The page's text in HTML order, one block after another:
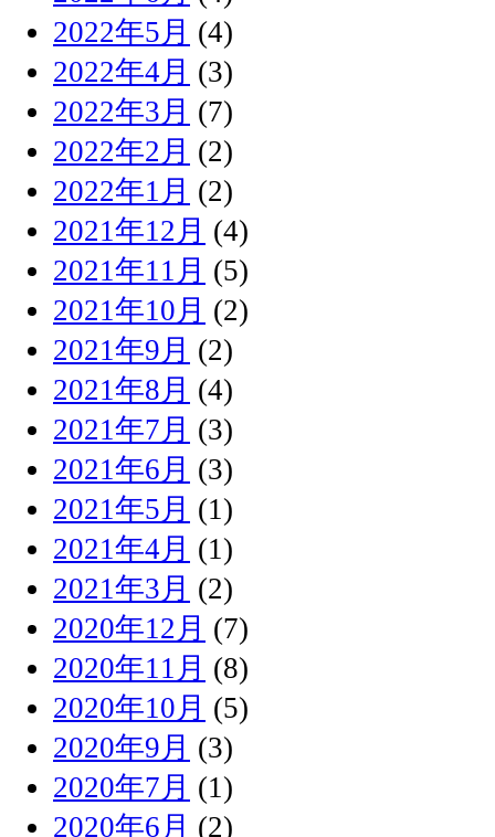
2022年5月 (4)
2022年4月 (3)
2022年3月 (7)
2022年2月 (2)
2022年1月 (2)
2021年12月 (4)
2021年11月 (5)
2021年10月 (2)
2021年9月 (2)
2021年8月 (4)
2021年7月 (3)
2021年6月 (3)
2021年5月 (1)
2021年4月 (1)
2021年3月 (2)
2020年12月 (7)
2020年11月 (8)
2020年10月 (5)
2020年9月 (3)
2020年7月 (1)
2020年6月 (2)